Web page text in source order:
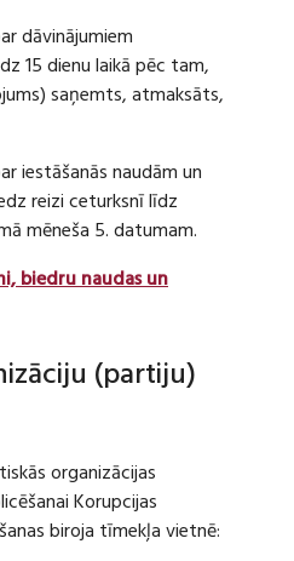
dāvinājumiem
15 dienu laikā pēc tam,
saņemts, atmaksāts,
iestāšanās naudām un
reizi ceturksnī līdz
mēneša 5. datumam.
biedru naudas un
(partiju)
organizācijas
Korupcijas
biroja tīmekļa vietnē: